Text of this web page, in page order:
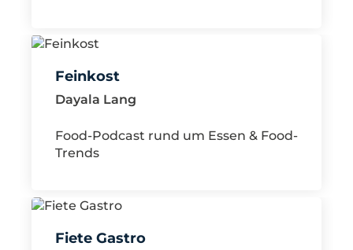
Feinkost
Dayala Lang
Food-Podcast rund um Essen & Food-
Trends
Fiete Gastro